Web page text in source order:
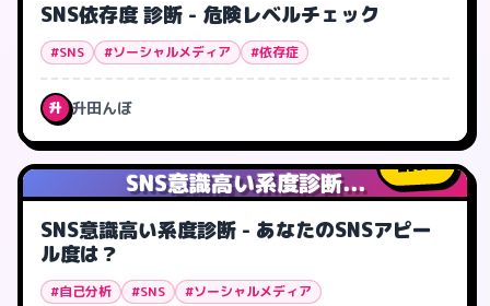
SNS依存度 診断 - 危険レベルチェック
#SNS #ソーシャルメディア #依存症
升 升田んぼ
SNS意識高い系度診断...
0人
SNS意識高い系度診断 - あなたのSNSアピー
ル度は？
#自己分析 #SNS #ソーシャルメディア